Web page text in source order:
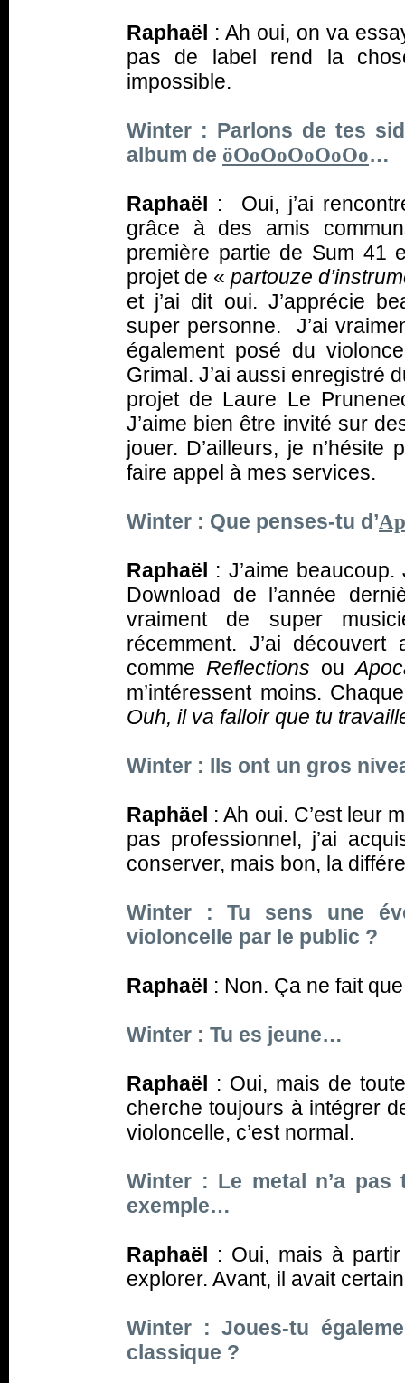
Raphaël : Ah oui, on va
pas de label rend la
impossible.
Winter : Parlons de tes
album de öOoOoOoOoOo…
Raphaël : Oui, j’ai
grâce à des amis
première partie de Sum 41
projet de « partouze
et j’ai dit oui. J’apprécie
super personne. J’ai
également posé du
Grimal. J’ai aussi enregistré
projet de Laure Le
J’aime bien être invité sur
jouer. D’ailleurs, je
faire appel à mes services.
Winter : Que penses-tu d’
Raphaël : J’aime
Download de l’année
vraiment de super
récemment. J’ai
comme Reflections ou
m’intéressent moins.
Ouh, il va falloir que tu
Winter : Ils ont un gros
Raphäel : Ah oui. C’est leur
pas professionnel, j’ai
conserver, mais bon, la
Winter : Tu sens une
violoncelle par le public ?
Raphaël : Non. Ça ne fait
Winter : Tu es jeune…
Raphaël : Oui, mais de
cherche toujours à intégrer
violoncelle, c’est normal.
Winter : Le metal n’a
exemple…
Raphaël : Oui, mais à
explorer. Avant, il avait
Winter : Joues-tu
classique ?